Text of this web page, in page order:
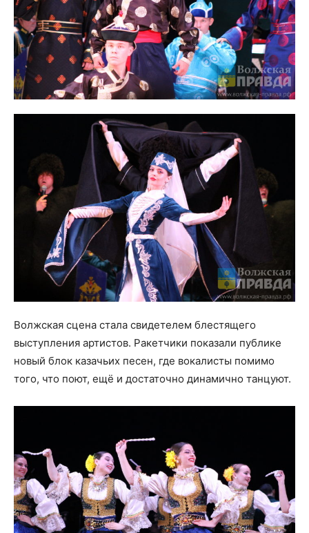
Волжская сцена стала свидетелем блестящего
выступления артистов. Ракетчики показали публике
новый блок казачьих песен, где вокалисты помимо
того, что поют, ещё и достаточно динамично танцуют.